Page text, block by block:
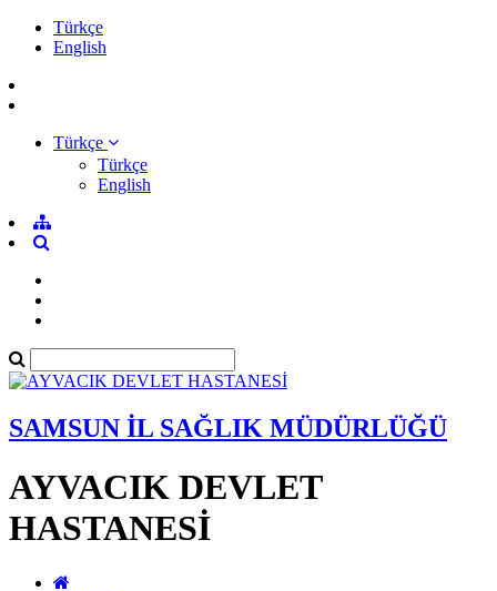
Türkçe
English
Türkçe
Türkçe
English
SAMSUN İL SAĞLIK MÜDÜRLÜĞÜ
AYVACIK DEVLET
HASTANESİ